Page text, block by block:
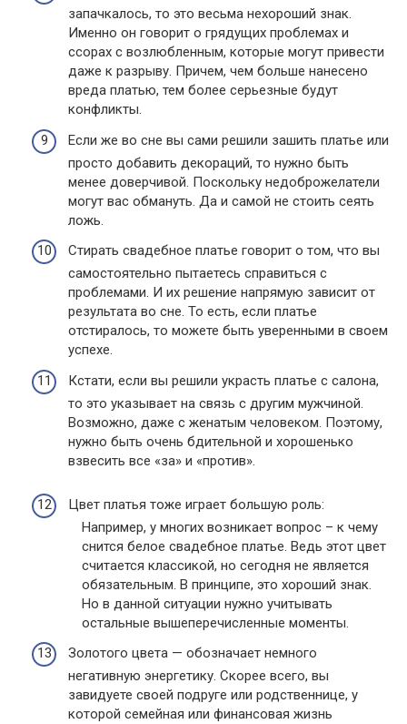
запачкалось, то это весьма нехороший знак.
Именно он говорит о грядущих проблемах и
ссорах с возлюбленным, которые могут привести
даже к разрыву. Причем, чем больше нанесено
вреда платью, тем более серьезные будут
конфликты.
Если же во сне вы сами решили зашить платье или
просто добавить декораций, то нужно быть
менее доверчивой. Поскольку недоброжелатели
могут вас обмануть. Да и самой не стоить сеять
ложь.
Стирать свадебное платье говорит о том, что вы
самостоятельно пытаетесь справиться с
проблемами. И их решение напрямую зависит от
результата во сне. То есть, если платье
отстиралось, то можете быть уверенными в своем
успехе.
Кстати, если вы решили украсть платье с салона,
то это указывает на связь с другим мужчиной.
Возможно, даже с женатым человеком. Поэтому,
нужно быть очень бдительной и хорошенько
взвесить все «за» и «против».
Цвет платья тоже играет большую роль:
Например, у многих возникает вопрос – к чему
снится белое свадебное платье. Ведь этот цвет
считается классикой, но сегодня не является
обязательным. В принципе, это хороший знак.
Но в данной ситуации нужно учитывать
остальные вышеперечисленные моменты.
Золотого цвета — обозначает немного
негативную энергетику. Скорее всего, вы
завидуете своей подруге или родственнице, у
которой семейная или финансовая жизнь